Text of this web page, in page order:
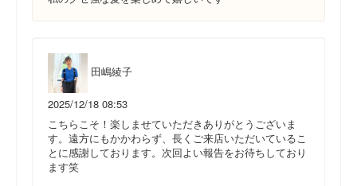
田嶋綾子
2025/12/18 08:53
こちらこそ！楽しませていただきありがとうございま
す。遠方にもかかわらず、長くご来店いただいているこ
とに感謝しております。次回よい報告をお待ちしており
ます笑